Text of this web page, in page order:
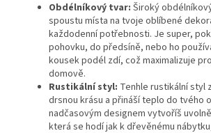
Obdélníkový tvar: Široký
spoustu místa na tvoje oblíbené
každodenní potřebnosti. Je super,
pohovku, do předsíně, nebo ho
kousek podél zdí, což maximalizuje
domově.
Rustikální styl: Tenhle rustikální styl
drsnou krásu a přináší teplo do tvého
nadčasovým designem vytvoříš
která se hodí jak k dřevěnému